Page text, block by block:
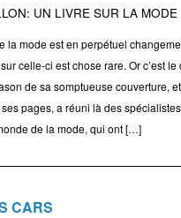
UN LIVRE SUR LA MODE
la mode est en perpétuel
celle-ci est chose rare. Or c’est
de sa somptueuse couverture,
pages, a réuni là des
de la mode, qui ont […]
CARS